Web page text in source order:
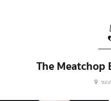
The Meatchop
ซอ